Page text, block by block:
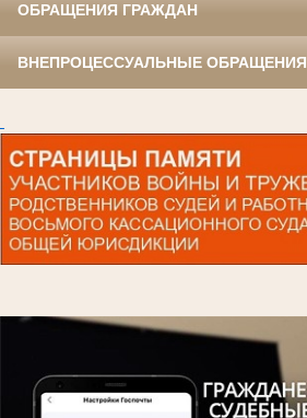
ОБРАЩЕНИЯ ГРАЖДАН
ВНЕПРОЦЕССУАЛЬНЫЕ ОБРАЩЕНИЯ